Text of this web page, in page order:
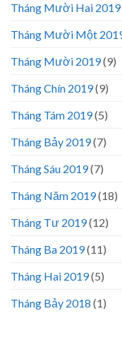
Tháng Mười Hai 2019
Tháng Mười Một
Tháng Mười 2019(9)
Tháng Chín 2019(9)
Tháng Tám 2019(5)
Tháng Bảy 2019(7)
Tháng Sáu 2019(7)
Tháng Năm 2019(18)
Tháng Tư 2019(12)
Tháng Ba 2019(11)
Tháng Hai 2019(5)
Tháng Bảy 2018 (1)